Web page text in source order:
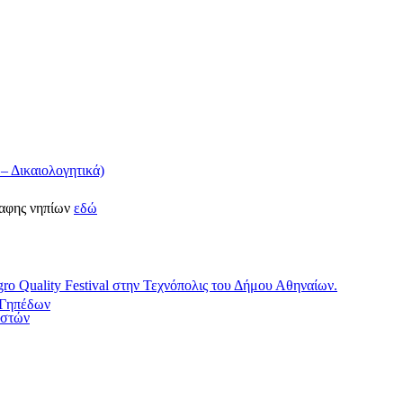
νηπίων εδώ
Quality Festival στην Τεχνόπολις του Δήμου Αθηναίων.